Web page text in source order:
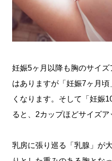
妊娠5ヶ月以降も胸のサイ
はありますが「妊娠7ヶ月
くなります。そして「妊娠
ると、2カップほどサイズア
乳房に張り巡る「乳腺」が